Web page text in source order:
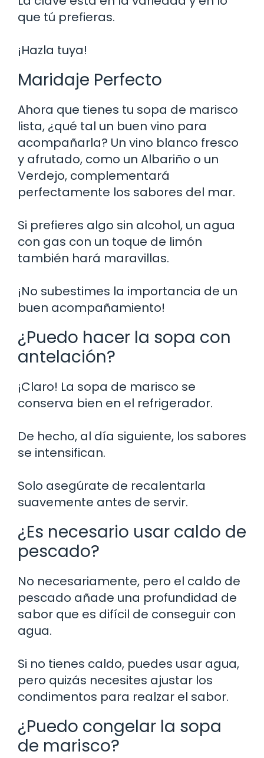
que tú prefieras.
¡Hazla tuya!
Maridaje Perfecto
Ahora que tienes tu sopa de marisco
lista, ¿qué tal un buen vino para
acompañarla? Un vino blanco fresco
y afrutado, como un Albariño o un
Verdejo, complementará
perfectamente los sabores del mar.
Si prefieres algo sin alcohol, un agua
con gas con un toque de limón
también hará maravillas.
¡No subestimes la importancia de un
buen acompañamiento!
¿Puedo hacer la sopa con
antelación?
¡Claro! La sopa de marisco se
conserva bien en el refrigerador.
De hecho, al día siguiente, los sabores
se intensifican.
Solo asegúrate de recalentarla
suavemente antes de servir.
¿Es necesario usar caldo de
pescado?
No necesariamente, pero el caldo de
pescado añade una profundidad de
sabor que es difícil de conseguir con
agua.
Si no tienes caldo, puedes usar agua,
pero quizás necesites ajustar los
condimentos para realzar el sabor.
¿Puedo congelar la sopa
de marisco?